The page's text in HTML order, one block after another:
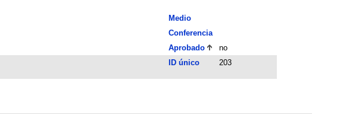
Medio
Conferencia
Aprobado
no
ID único 203